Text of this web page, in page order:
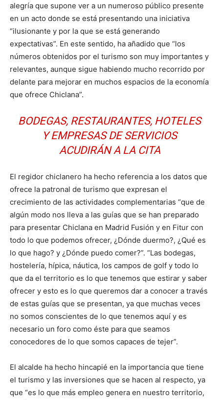
alegría que supone ver a un numeroso público presente
en un acto donde se está presentando una iniciativa
“ilusionante y por la que se está generando
expectativas”. En este sentido, ha añadido que “los
números obtenidos por el turismo son muy importantes y
relevantes, aunque sigue habiendo mucho recorrido por
delante para mejorar en muchos espacios de la economía
que ofrece Chiclana”.
BODEGAS, RESTAURANTES, HOTELES
Y EMPRESAS DE SERVICIOS
ACUDIRÁN A LA CITA
El regidor chiclanero ha hecho referencia a los datos que
ofrece la patronal de turismo que expresan el
crecimiento de las actividades complementarias “que de
algún modo nos lleva a las guías que se han preparado
para presentar Chiclana en Madrid Fusión y en Fitur con
todo lo que podemos ofrecer, ¿Dónde duermo?, ¿Qué es
lo que hago? y ¿Dónde puedo comer?”. “Las bodegas,
hostelería, hípica, náutica, los campos de golf y todo lo
que da el territorio es lo que tenemos que estirar y saber
ofrecer y esto es lo que queremos dar a conocer a través
de estas guías que se presentan, ya que muchas veces
no somos conscientes de lo que tenemos aquí y es
necesario un foro como éste para que seamos
conocedores de lo que somos capaces de tejer”.
El alcalde ha hecho hincapié en la importancia que tiene
el turismo y las inversiones que se hacen al respecto, ya
que “es lo que más empleo genera en nuestro territorio,